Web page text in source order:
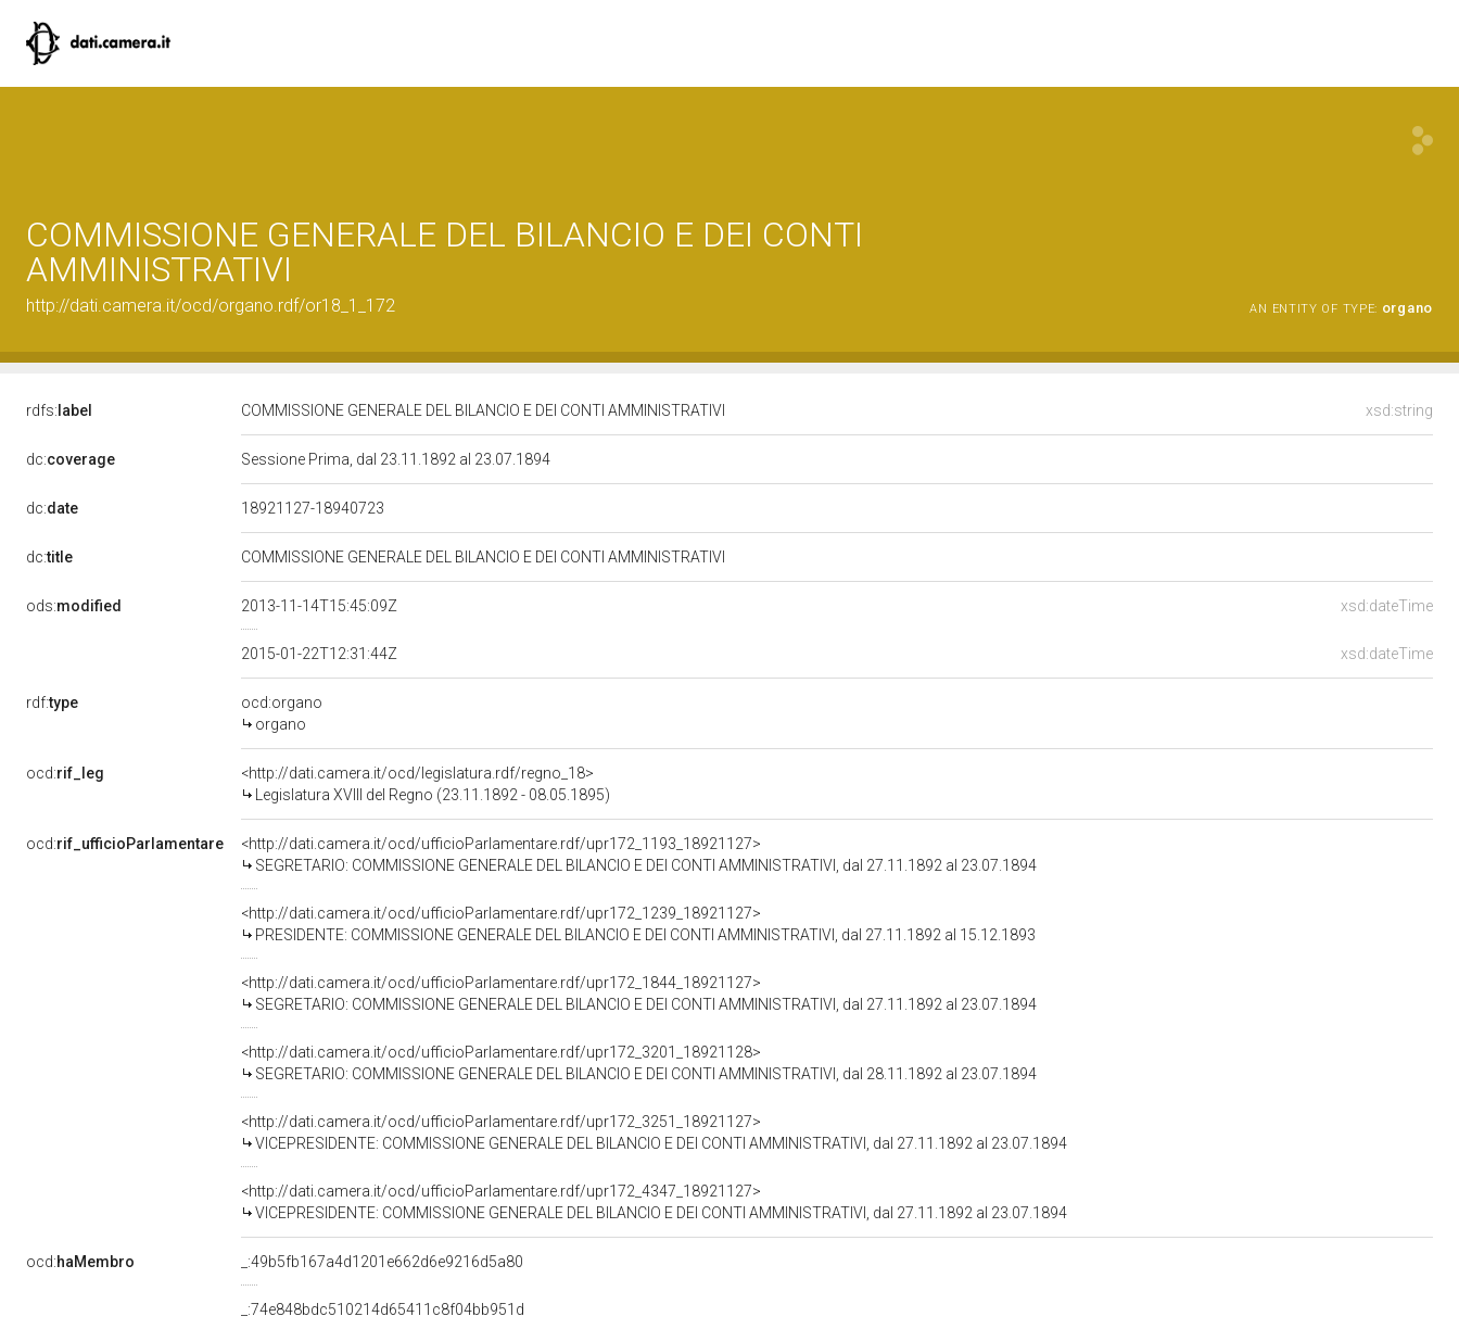
COMMISSIONE GENERALE DEL BILANCIO E DEI CONTI
AMMINISTRATIVI
http://dati.camera.it/ocd/organo.rdf/or18_1_172 AN ENTITY OF TYPE: organo
rdfs: label xsd:string
COMMISSIONE GENERALE DEL BILANCIO E DEI CONTI AMMINISTRATIVI
dc:coverage Sessione Prima, dal 23.11.1892 al 23.07.1894
dc:date 18921127-18940723
dc:title COMMISSIONE GENERALE DEL BILANCIO E DEI CONTI AMMINISTRATIVI
ods:modified xsd:dateTime
2013-11-14T15:45:09Z
xsd:dateTime
2015-01-22T12:31:44Z
rdf:type
ocd:organo
organo
ocd:rif_leg
<http://dati.camera.it/ocd/legislatura.rdf/regno_18>
Legislatura XVIII del Regno (23.11.1892 - 08.05.1895)
ocd:rif_ufficioParlamentare
<http://dati.camera.it/ocd/ufficioParlamentare.rdf/upr172_1193_18921127>
SEGRETARIO: COMMISSIONE GENERALE DEL BILANCIO E DEI CONTI AMMINISTRATIVI, dal 27.11.1892 al 23.07.1894
<http://dati.camera.it/ocd/ufficioParlamentare.rdf/upr172_1239_18921127>
PRESIDENTE: COMMISSIONE GENERALE DEL BILANCIO E DEI CONTI AMMINISTRATIVI, dal 27.11.1892 al 15.12.1893
<http://dati.camera.it/ocd/ufficioParlamentare.rdf/upr172_1844_18921127>
SEGRETARIO: COMMISSIONE GENERALE DEL BILANCIO E DEI CONTI AMMINISTRATIVI, dal 27.11.1892 al 23.07.1894
<http://dati.camera.it/ocd/ufficioParlamentare.rdf/upr172_3201_18921128>
SEGRETARIO: COMMISSIONE GENERALE DEL BILANCIO E DEI CONTI AMMINISTRATIVI, dal 28.11.1892 al 23.07.1894
<http://dati.camera.it/ocd/ufficioParlamentare.rdf/upr172_3251_18921127>
VICEPRESIDENTE: COMMISSIONE GENERALE DEL BILANCIO E DEI CONTI AMMINISTRATIVI, dal 27.11.1892 al 23.07.1894
<http://dati.camera.it/ocd/ufficioParlamentare.rdf/upr172_4347_18921127>
VICEPRESIDENTE: COMMISSIONE GENERALE DEL BILANCIO E DEI CONTI AMMINISTRATIVI, dal 27.11.1892 al 23.07.1894
ocd:haMembro _:49b5fb167a4d1201e662d6e9216d5a80
_:74e848bdc510214d65411c8f04bb951d